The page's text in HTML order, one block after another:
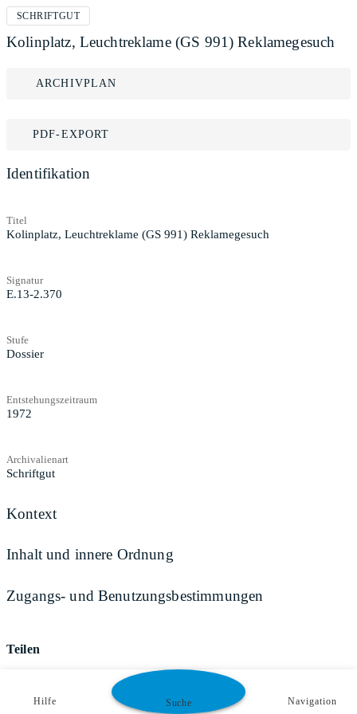
SCHRIFTGUT
Kolinplatz, Leuchtreklame (GS 991) Reklamegesuch
ARCHIVPLAN
PDF-EXPORT
Identifikation
Titel
Kolinplatz, Leuchtreklame (GS 991) Reklamegesuch
Signatur
E.13-2.370
Stufe
Dossier
Entstehungszeitraum
1972
Archivalienart
Schriftgut
Kontext
Inhalt und innere Ordnung
Zugangs- und Benutzungsbestimmungen
Teilen
Hilfe Suche Navigation